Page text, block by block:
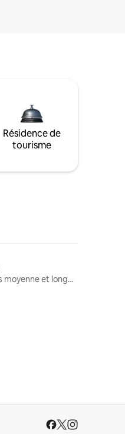
Résidence de
tourisme
Locations moyenne et longue durée